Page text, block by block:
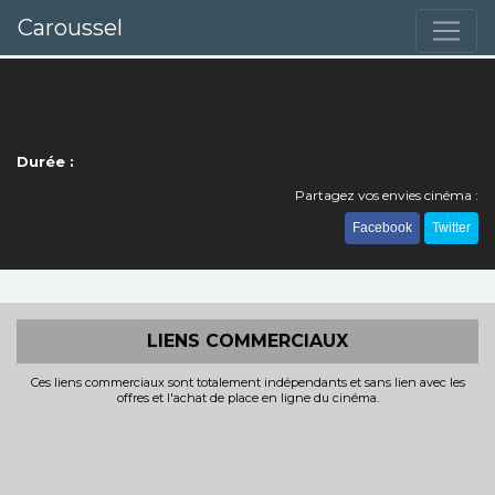
Caroussel
Durée :
Partagez vos envies cinéma :
Facebook Twitter
LIENS COMMERCIAUX
Ces liens commerciaux sont totalement indépendants et sans lien avec les
offres et l'achat de place en ligne du cinéma.